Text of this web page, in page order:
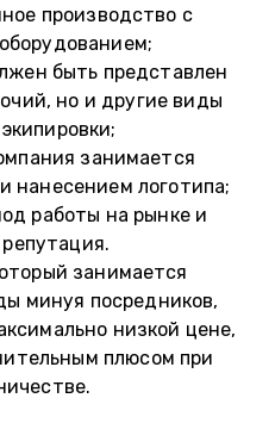
производство с
быть представлен
но и другие виды
занимается
нанесением логотипа;
работы на рынке и
занимается
минуя посредников,
низкой цене,
плюсом при